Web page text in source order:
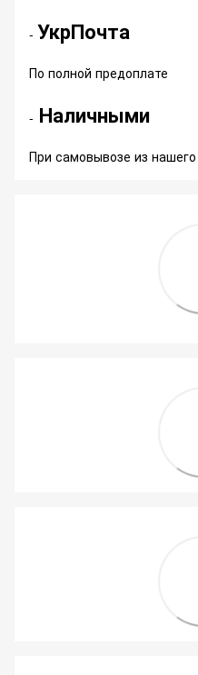
- УкрПочта
По полной предоплате
- Наличными
При самовывозе из